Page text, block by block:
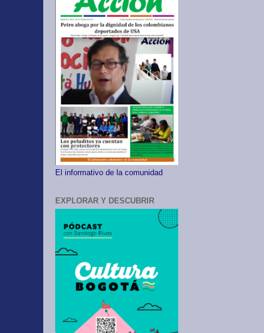
El informativo de la comunidad
EXPLORAR Y DESCUBRIR